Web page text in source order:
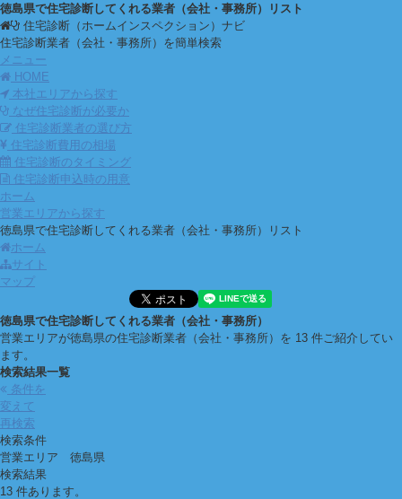
徳島県で住宅診断してくれる業者（会社・事務所）リスト
住宅診断（ホームインスペクション）ナビ
住宅診断業者（会社・事務所）を簡単検索
メニュー
HOME
本社エリアから探す
なぜ住宅診断が必要か
住宅診断業者の選び方
住宅診断費用の相場
住宅診断のタイミング
住宅診断申込時の用意
ホーム
営業エリアから探す
徳島県で住宅診断してくれる業者（会社・事務所）リスト
ホーム
サイト
マップ
徳島県で住宅診断してくれる業者（会社・事務所）
営業エリアが徳島県の住宅診断業者（会社・事務所）を 13 件ご紹介してい
ます。
検索結果一覧
条件を
変えて
再検索
検索条件
営業エリア 徳島県
検索結果
13 件あります。